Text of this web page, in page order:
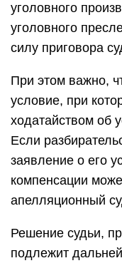
уголовного
уголовного
силу приговора
При этом важно,
условие, при
ходатайством об
Если
заявление о его
компенсации
апелляционный
Решение судьи,
подлежит